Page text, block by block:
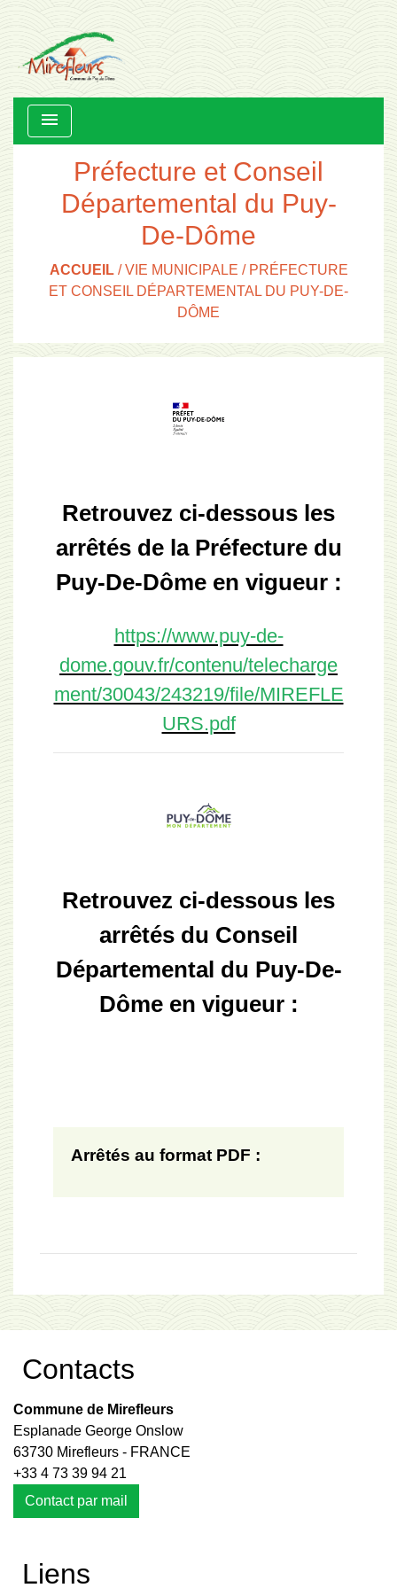
menu
Préfecture et Conseil
Départemental du Puy-
De-Dôme
ACCUEIL/VIE MUNICIPALE / PRÉFECTURE
ET CONSEIL DÉPARTEMENTAL DU PUY-DE-
DÔME
Retrouvez ci-dessous les
arrêtés de la Préfecture du
Puy-De-Dôme en vigueur :
https://www.puy-de-
dome.gouv.fr/contenu/telecharge
ment/30043/243219/file/MIREFLE
URS.pdf
Retrouvez ci-dessous les
arrêtés du Conseil
Départemental du Puy-De-
Dôme en vigueur :
Arrêtés au format PDF :
Contacts
Commune de Mirefleurs
Esplanade George Onslow
63730 Mirefleurs - FRANCE
+33 4 73 39 94 21
Contact par mail
Liens